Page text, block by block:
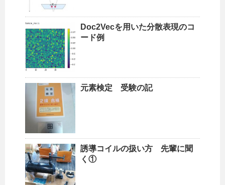
Doc2Vecを用いた分散表現のコ
ード例
元素検定 受験の記
誘導コイルの扱い方 先輩に聞
く①